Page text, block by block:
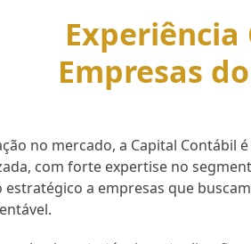
Empresas
no mercado, a Capital Contábil
com forte expertise no
a empresas que